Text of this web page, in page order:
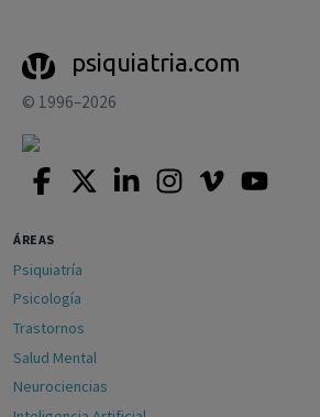
psiquiatria.com
© 1996–2026
ÁREAS
Psiquiatría
Psicología
Trastornos
Salud Mental
Neurociencias